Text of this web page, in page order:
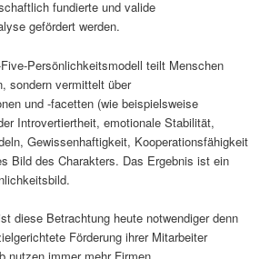
fundierte und valide
gefördert werden.
Persönlichkeitsmodell teilt Menschen
sondern vermittelt über
und -facetten (wie beispielsweise
Introvertiertheit, emotionale Stabilität,
Gewissenhaftigkeit, Kooperationsfähigkeit
Bild des Charakters. Das Ergebnis ist ein
diese Betrachtung heute notwendiger denn
Förderung ihrer Mitarbeiter
nutzen immer mehr Firmen